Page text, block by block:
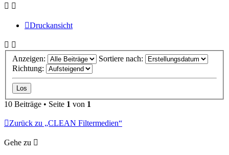
Druckansicht
Anzeigen:
Sortiere nach:
Richtung:
10 Beiträge • Seite 1 von 1
Zurück zu „CLEAN Filtermedien“
Gehe zu